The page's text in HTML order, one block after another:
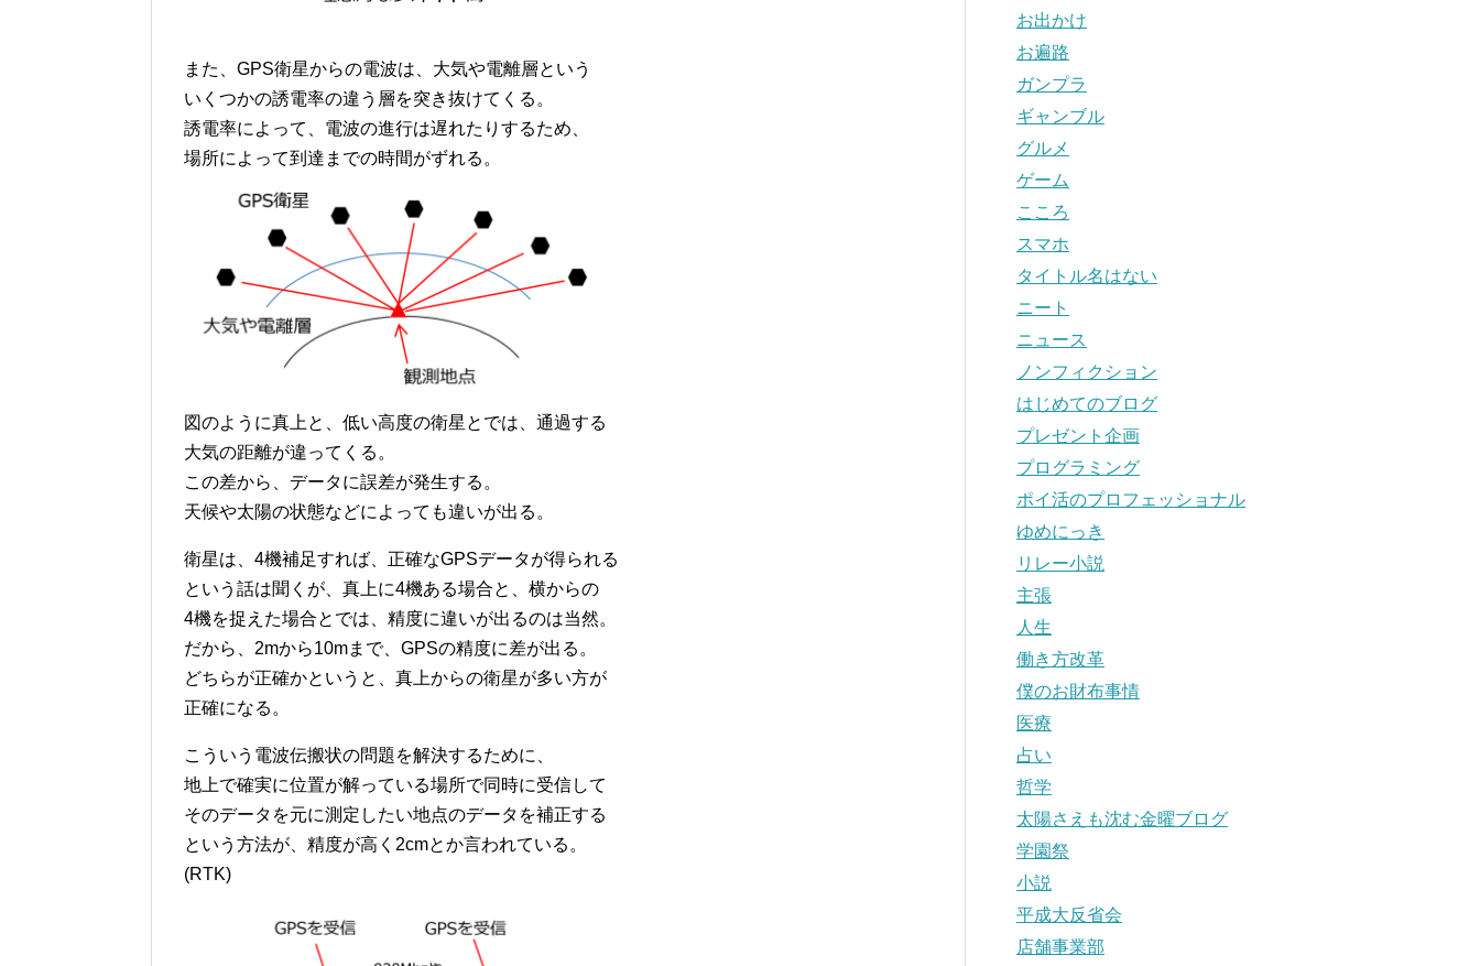
また、GPS衛星からの電波は、大気や電離層という
いくつかの誘電率の違う層を突き抜けてくる。
誘電率によって、電波の進行は遅れたりするため、
場所によって到達までの時間がずれる。
図のように真上と、低い高度の衛星とでは、通過する
大気の距離が違ってくる。
この差から、データに誤差が発生する。
天候や太陽の状態などによっても違いが出る。
衛星は、4機補足すれば、正確なGPSデータが得られる
という話は聞くが、真上に4機ある場合と、横からの
4機を捉えた場合とでは、精度に違いが出るのは当然。
だから、2mから10mまで、GPSの精度に差が出る。
どちらが正確かというと、真上からの衛星が多い方が
正確になる。
こういう電波伝搬状の問題を解決するために、
地上で確実に位置が解っている場所で同時に受信して
そのデータを元に測定したい地点のデータを補正する
という方法が、精度が高く2cmとか言われている。
(RTK)
お出かけ
お遍路
ガンプラ
ギャンブル
グルメ
ゲーム
こころ
スマホ
タイトル名はない
ニート
ニュース
ノンフィクション
はじめてのブログ
プレゼント企画
プログラミング
ポイ活のプロフェッショナル
ゆめにっき
リレー小説
主張
人生
働き方改革
僕のお財布事情
医療
占い
哲学
太陽さえも沈む金曜ブログ
学園祭
小説
平成大反省会
店舗事業部